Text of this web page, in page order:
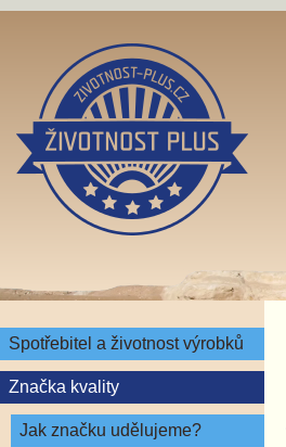
Spotřebitel a životnost výrobků
Značka kvality
Jak značku udělujeme?